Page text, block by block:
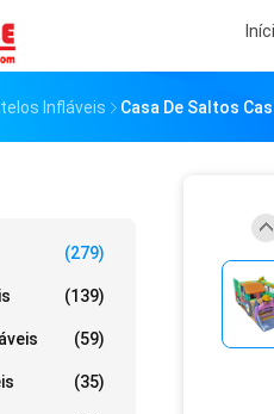
Infláveis Casa De Saltos
(279)
(139)
(59)
(35)